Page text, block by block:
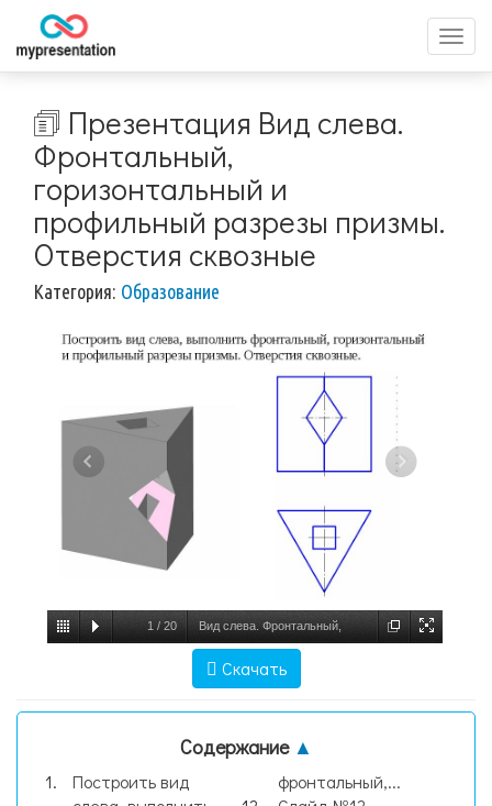
меню
🗊 Презентация Вид слева.
Фронтальный,
горизонтальный и
профильный разрезы призмы.
Отверстия сквозные
Категория: Образование
1 / 20 Вид слева. Фронтальный,
призмы. Отверстия сквозные, слайд №1
Скачать
Содержание ▲
Построить вид
фронтальный,...